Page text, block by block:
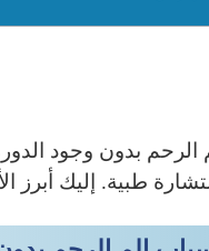
الرحم بدون وجود
طبية. إليك أبرز